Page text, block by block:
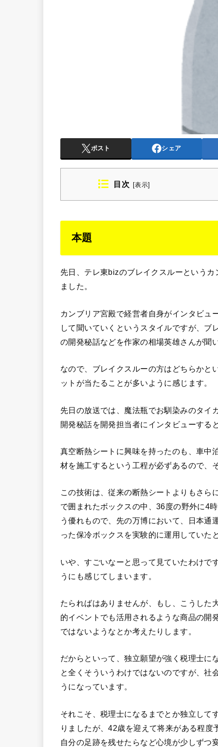
ポスト シェア
目次 [表示]
本題
先日、テレ東bizのブレイクスルーという
ました。
カンブリア宮殿で経営者自身がインタビュ
して聞いていくというスタイルですが、ブ
の開発秘話などを作家の相場英雄さんが聞
なので、ブレイクスルーの方はどちらかと
ットが当たることが多いように感じます。
先日の放送では、魔法瓶でお馴染みのタイ
開発秘話を開発担当者にインタビューする
真空断熱シートに興味を持ったのも、車中
材を施工するという工程が必ずあるので、
この技術は、従来の断熱シートよりもさら
で囲まれたボックスの中、36度の野外に4
う優れもので、先の万博において、日本通
った保冷ボックスを実験的に運用していた
いや、すごいなーと思って見ていたわけで
うにも感じてしまいます。
たらればはありませんが、もし、こうした
的イベントでも活用されるような商品の開
ではないようなとか考えたりします。
だからといって、独立願望が強く税理士に
と全くそういうわけではないのですが、社
うになっています。
それこそ、税理士になるまでとか独立して
りましたが、42歳を迎えて将来がある程
自分の足跡を残せたらなど心境が少しずつ